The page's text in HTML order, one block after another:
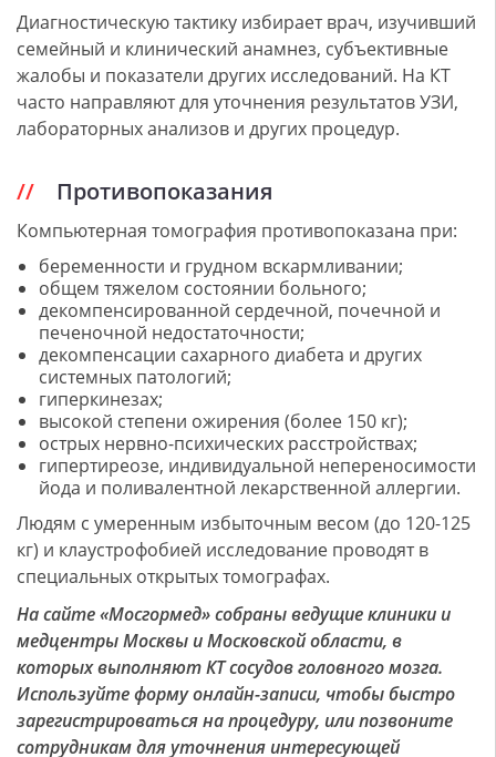
Диагностическую тактику избирает врач, изучивший
семейный и клинический анамнез, субъективные
жалобы и показатели других исследований. На КТ
часто направляют для уточнения результатов УЗИ,
лабораторных анализов и других процедур.
Противопоказания
Компьютерная томография противопоказана при:
беременности и грудном вскармливании;
общем тяжелом состоянии больного;
декомпенсированной сердечной, почечной и
печеночной недостаточности;
декомпенсации сахарного диабета и других
системных патологий;
гиперкинезах;
высокой степени ожирения (более 150 кг);
острых нервно-психических расстройствах;
гипертиреозе, индивидуальной непереносимости
йода и поливалентной лекарственной аллергии.
Людям с умеренным избыточным весом (до 120-125
кг) и клаустрофобией исследование проводят в
специальных открытых томографах.
На сайте «Мосгормед» собраны ведущие клиники и
медцентры Москвы и Московской области, в
которых выполняют КТ сосудов головного мозга.
Используйте форму онлайн-записи, чтобы быстро
зарегистрироваться на процедуру, или позвоните
сотрудникам для уточнения интересующей